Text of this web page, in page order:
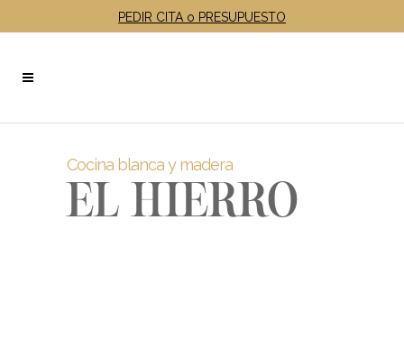
PEDIR CITA o PRESUPUESTO
Cocina blanca y madera
EL HIERRO